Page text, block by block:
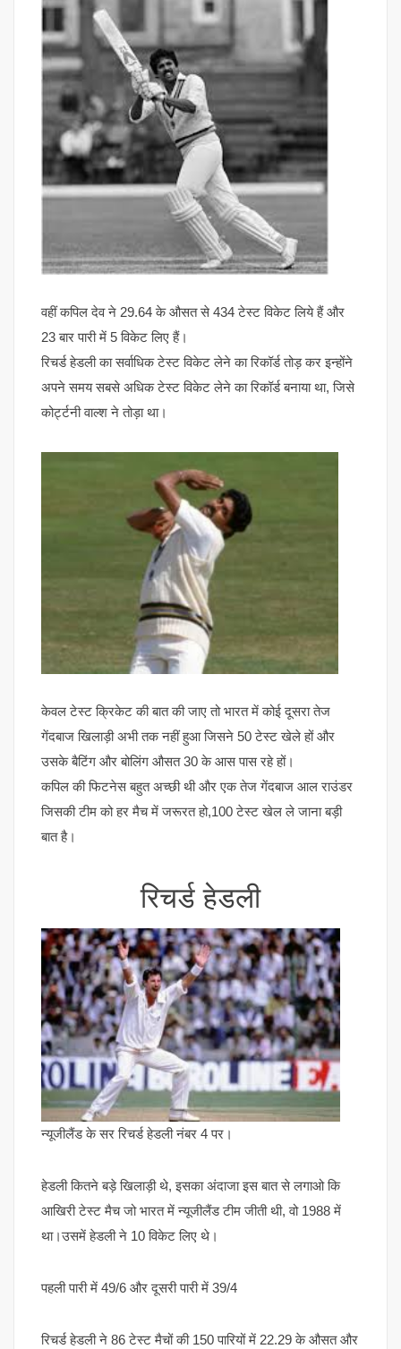
वहीं कपिल देव ने 29.64 के औसत से 434 टेस्ट विकेट लिये हैं और
23 बार पारी में 5 विकेट लिए हैं।
रिचर्ड हेडली का सर्वाधिक टेस्ट विकेट लेने का रिकॉर्ड तोड़ कर इन्होंने
अपने समय सबसे अधिक टेस्ट विकेट लेने का रिकॉर्ड बनाया था, जिसे
कोर्ट्टनी वाल्श ने तोड़ा था।
केवल टेस्ट क्रिकेट की बात की जाए तो भारत में कोई दूसरा तेज
गेंदबाज खिलाड़ी अभी तक नहीं हुआ जिसने 50 टेस्ट खेले हों और
उसके बैटिंग और बोलिंग औसत 30 के आस पास रहे हों।
कपिल की फिटनेस बहुत अच्छी थी और एक तेज गेंदबाज आल राउंडर
जिसकी टीम को हर मैच में जरूरत हो,100 टेस्ट खेल ले जाना बड़ी
बात है।
रिचर्ड हेडली
न्यूजीलैंड के सर रिचर्ड हेडली नंबर 4 पर।
हेडली कितने बड़े खिलाड़ी थे, इसका अंदाजा इस बात से लगाओ कि
आखिरी टेस्ट मैच जो भारत में न्यूजीलैंड टीम जीती थी, वो 1988 में
था।उसमें हेडली ने 10 विकेट लिए थे।
पहली पारी में 49/6 और दूसरी पारी में 39/4
रिचर्ड हेडली ने 86 टेस्ट मैचों की 150 पारियों में 22.29 के औसत और